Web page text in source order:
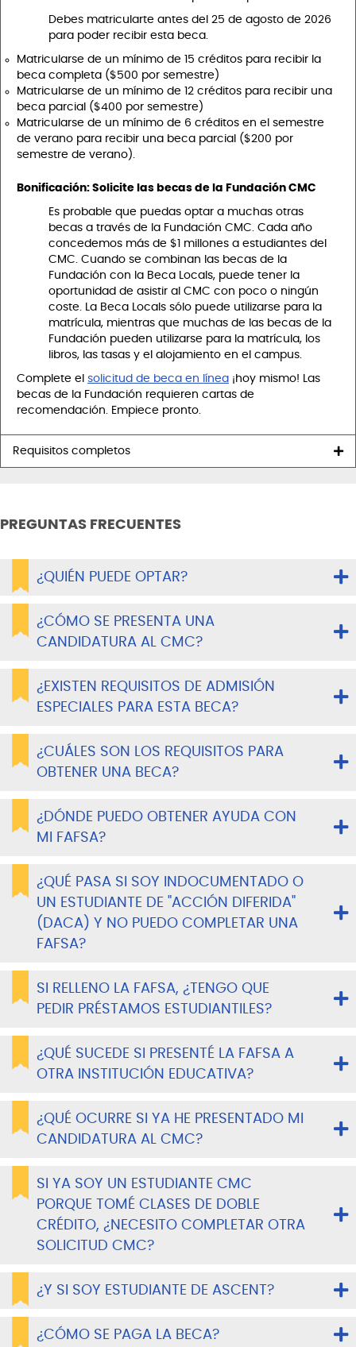
Debes matricularte antes del 25 de agosto de 2026
para poder recibir esta beca.
Matricularse de un mínimo de 15 créditos para recibir la
beca completa ($500 por semestre)
Matricularse de un mínimo de 12 créditos para recibir una
beca parcial ($400 por semestre)
Matricularse de un mínimo de 6 créditos en el semestre
de verano para recibir una beca parcial ($200 por
semestre de verano).
Bonificación: Solicite las becas de la Fundación CMC
Es probable que puedas optar a muchas otras
becas a través de la Fundación CMC. Cada año
concedemos más de $1 millones a estudiantes del
CMC. Cuando se combinan las becas de la
Fundación con la Beca Locals, puede tener la
oportunidad de asistir al CMC con poco o ningún
coste. La Beca Locals sólo puede utilizarse para la
matrícula, mientras que muchas de las becas de la
Fundación pueden utilizarse para la matrícula, los
libros, las tasas y el alojamiento en el campus.
Complete el solicitud de beca en línea ¡hoy mismo! Las
becas de la Fundación requieren cartas de
recomendación. Empiece pronto.
Requisitos completos
PREGUNTAS FRECUENTES
¿QUIÉN PUEDE OPTAR?
¿CÓMO SE PRESENTA UNA
CANDIDATURA AL CMC?
¿EXISTEN REQUISITOS DE ADMISIÓN
ESPECIALES PARA ESTA BECA?
¿CUÁLES SON LOS REQUISITOS PARA
OBTENER UNA BECA?
¿DÓNDE PUEDO OBTENER AYUDA CON
MI FAFSA?
¿QUÉ PASA SI SOY INDOCUMENTADO O
UN ESTUDIANTE DE "ACCIÓN DIFERIDA"
(DACA) Y NO PUEDO COMPLETAR UNA
FAFSA?
SI RELLENO LA FAFSA, ¿TENGO QUE
PEDIR PRÉSTAMOS ESTUDIANTILES?
¿QUÉ SUCEDE SI PRESENTÉ LA FAFSA A
OTRA INSTITUCIÓN EDUCATIVA?
¿QUÉ OCURRE SI YA HE PRESENTADO MI
CANDIDATURA AL CMC?
SI YA SOY UN ESTUDIANTE CMC
PORQUE TOMÉ CLASES DE DOBLE
CRÉDITO, ¿NECESITO COMPLETAR OTRA
SOLICITUD CMC?
¿Y SI SOY ESTUDIANTE DE ASCENT?
¿CÓMO SE PAGA LA BECA?